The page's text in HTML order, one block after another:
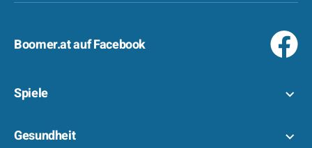
Boomer.at auf Facebook
Spiele
Gesundheit